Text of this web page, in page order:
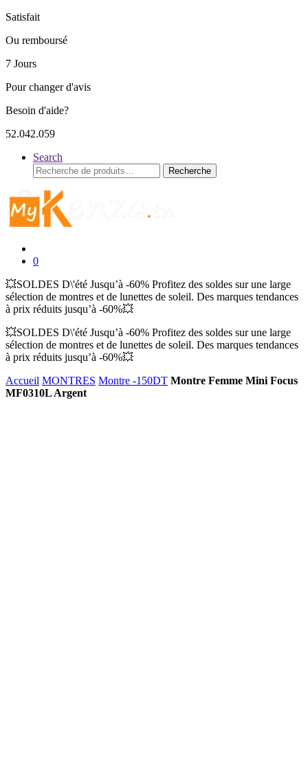
Satisfait
Ou remboursé
7 Jours
Pour changer d'avis
Besoin d'aide?
52.042.059
Search
Recherche
pour :
Recherche
0
💥SOLDES D\'été Jusqu’à -60% Profitez des soldes sur une large
sélection de montres et de lunettes de soleil. Des marques tendances
à prix réduits jusqu’à -60%💥
💥SOLDES D\'été Jusqu’à -60% Profitez des soldes sur une large
sélection de montres et de lunettes de soleil. Des marques tendances
à prix réduits jusqu’à -60%💥
Accueil MONTRES Montre -150DT Montre Femme Mini Focus
MF0310L Argent